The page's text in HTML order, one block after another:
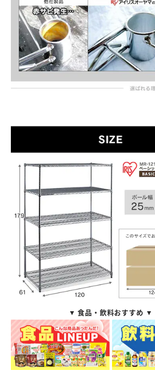
▼ 食品・飲料おすすめ ▼